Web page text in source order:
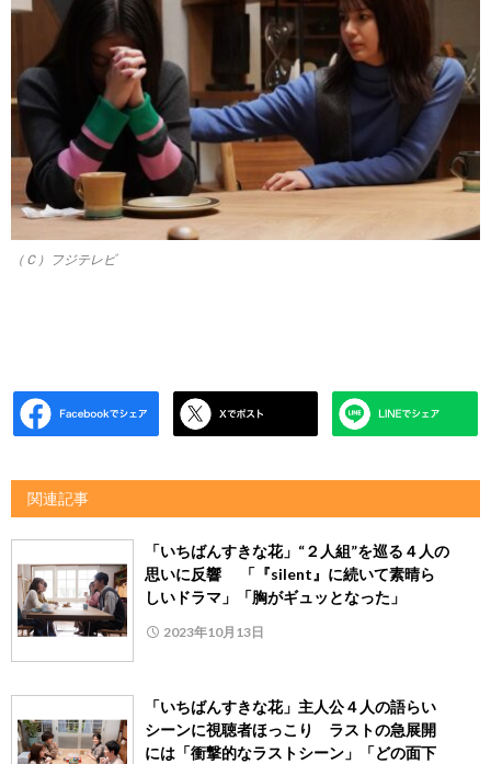
（Ｃ）フジテレビ
関連記事
「いちばんすきな花」“２人組”を巡る４人の
思いに反響 「『silent』に続いて素晴ら
しいドラマ」「胸がギュッとなった」
2023年10月13日
「いちばんすきな花」主人公４人の語らい
シーンに視聴者ほっこり ラストの急展開
には「衝撃的なラストシーン」「どの面下